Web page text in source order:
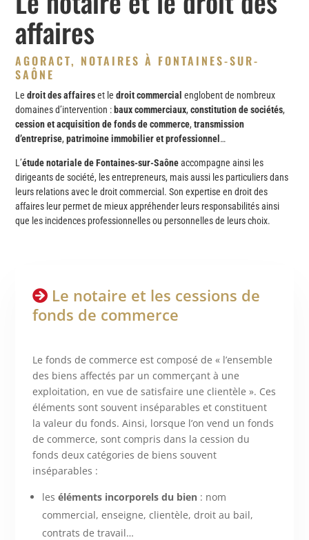
affaires
AGORACT, NOTAIRES À FONTAINES-SUR-
SAÔNE
Ledroit des affaireset ledroit commercial englobent de nombreux
domaines d’intervention : baux commerciaux,constitution de sociétés,
cession et acquisition de fonds de commerce,transmission
d’entreprise,patrimoine immobilier et professionnel …
L’étude notariale de Fontaines-sur-Saôneaccompagne ainsi les
dirigeants de société, les entrepreneurs, mais aussi les particuliers dans
leurs relations avec le droit commercial. Son expertise en droit des
affaires leur permet de mieux appréhender leurs responsabilités ainsi
que les incidences professionnelles ou personnelles de leurs choix.
Le notaire et les cessions de
fonds de commerce
Le fonds de commerce est composé de « l’ensemble
des biens affectés par un commerçant à une
exploitation, en vue de satisfaire une clientèle ». Ces
éléments sont souvent inséparables et constituent
la valeur du fonds. Ainsi, lorsque l’on vend un fonds
de commerce, sont compris dans la cession du
fonds deux catégories de biens souvent
inséparables :
leséléments incorporels du bien : nom
commercial, enseigne, clientèle, droit au bail,
contrats de travail…